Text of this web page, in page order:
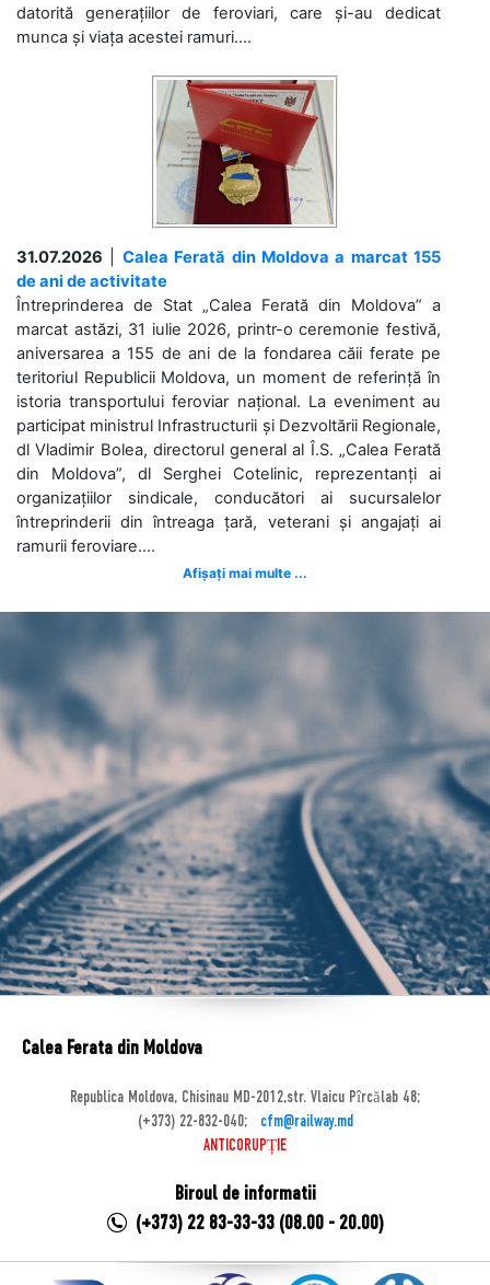
datorită generațiilor de feroviari, care și-au dedicat
munca și viața acestei ramuri....
31.07.2026
Calea Ferată din Moldova a marcat 155
de ani de activitate
Întreprinderea de Stat „Calea Ferată din Moldova” a
marcat astăzi, 31 iulie 2026, printr-o ceremonie festivă,
aniversarea a 155 de ani de la fondarea căii ferate pe
teritoriul Republicii Moldova, un moment de referință în
istoria transportului feroviar național. La eveniment au
participat ministrul Infrastructurii și Dezvoltării Regionale,
dl Vladimir Bolea, directorul general al Î.S. „Calea Ferată
din Moldova”, dl Serghei Cotelinic, reprezentanți ai
organizațiilor sindicale, conducători ai sucursalelor
întreprinderii din întreaga țară, veterani și angajați ai
ramurii feroviare....
Afișați mai multe ...
Calea Ferata din Moldova
Republica Moldova, Chisinau MD-2012,str. Vlaicu Pîrcălab 48;
(+373) 22-832-040;
cfm@railway.md
ANTICORUPȚIE
Biroul de informatii
(+373) 22 83-33-33 (08.00 - 20.00)